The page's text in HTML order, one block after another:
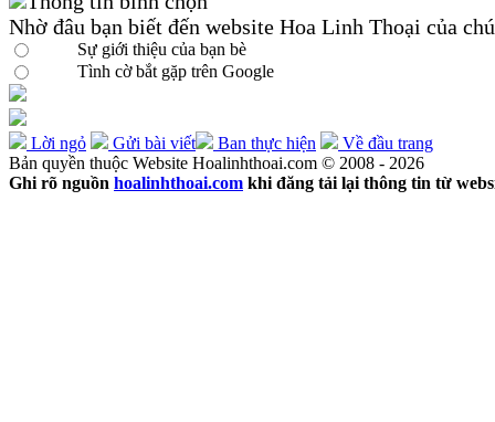
Nhờ đâu bạn biết đến website Hoa Linh Thoại của
Sự giới thiệu của bạn bè
Tình cờ bắt gặp trên Google
Lời ngỏ Gửi bài viết Ban thực hiện
Về đầu trang
Bản quyền thuộc Website Hoalinhthoai.com © 2008 - 2026
Ghi rõ nguồn hoalinhthoai.com khi đăng tải lại thông tin từ